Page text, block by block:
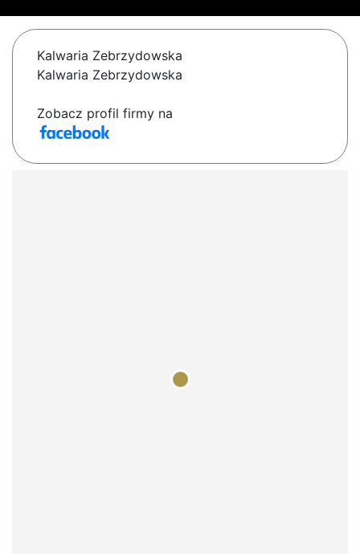
Kalwaria Zebrzydowska
Kalwaria Zebrzydowska
Zobacz profil firmy na